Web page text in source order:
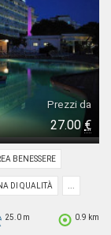
Prezzi da
27.00€
BENESSERE
DI QUALITÀ
0.9 km
25.0 m